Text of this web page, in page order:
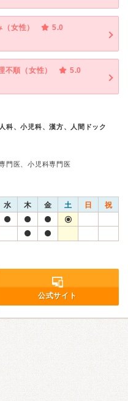
女性）
5.0
不順（女性）
5.0
科、小児科、漢方、人間ドック
門医、小児科専門医
水 木 金 土 日 祝
公式サイト